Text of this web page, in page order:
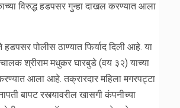
विरुद्ध हडपसर गुन्हा दाखल करण्यात आला
हडपसर पोलीस ठाण्यात फिर्याद दिली आहे. या
श्रीराम मधुकर घारबुडे (वय ३२) याच्या
आला आहे. तक्रारदार महिला मगरपट्टा
बापट रस्त्यावरील खासगी कंपनीच्या